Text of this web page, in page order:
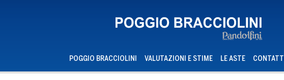
POGGIO BRACCIOLINI VALUTAZIONI E STIME LE ASTE CONTATTI